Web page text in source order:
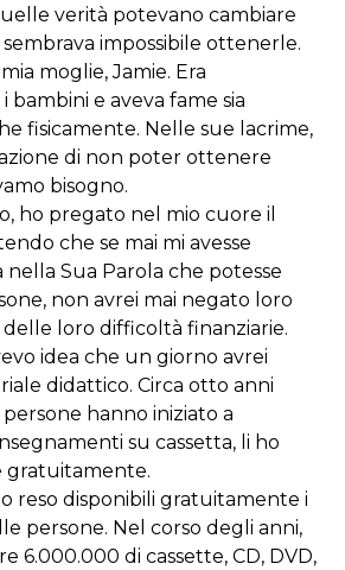
verità potevano cambiare
sembrava impossibile ottenerle.
moglie, Jamie. Era
bambini e aveva fame sia
fisicamente. Nelle sue lacrime,
di non poter ottenere
bisogno.
ho pregato nel mio cuore il
che se mai mi avesse
Sua Parola che potesse
non avrei mai negato loro
delle loro difficoltà finanziarie.
idea che un giorno avrei
didattico. Circa otto anni
hanno iniziato a
su cassetta, li ho
gratuitamente.
reso disponibili gratuitamente i
persone. Nel corso degli anni,
6.000.000 di cassette, CD, DVD,